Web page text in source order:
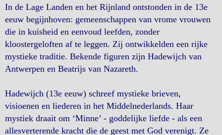
In de Lage Landen en het Rijnland ontstonden in de 13e
eeuw begijnhoven: gemeenschappen van vrome vrouwen
die in kuisheid en eenvoud leefden, zonder
kloostergeloften af te leggen. Zij ontwikkelden een rijke
mystieke traditie. Bekende figuren zijn Hadewijch van
Antwerpen en Beatrijs van Nazareth.
Hadewijch (13e eeuw) schreef mystieke brieven,
visioenen en liederen in het Middelnederlands. Haar
mystiek draait om ‘Minne’ - goddelijke liefde - als een
allesverterende kracht die de geest met God verenigt. Ze